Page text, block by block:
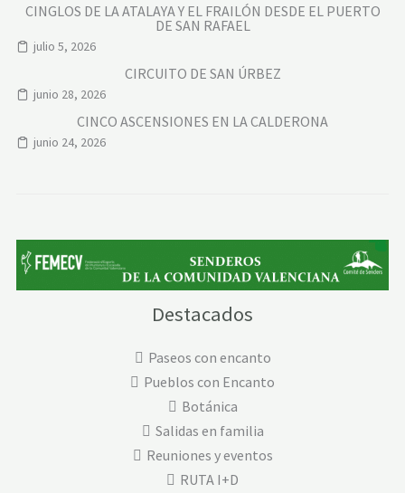
CINGLOS DE LA ATALAYA Y EL FRAILÓN DESDE EL PUERTO
DE SAN RAFAEL
julio 5, 2026
CIRCUITO DE SAN ÚRBEZ
junio 28, 2026
CINCO ASCENSIONES EN LA CALDERONA
junio 24, 2026
Destacados
Paseos con encanto
Pueblos con Encanto
Botánica
Salidas en familia
Reuniones y eventos
RUTA I+D